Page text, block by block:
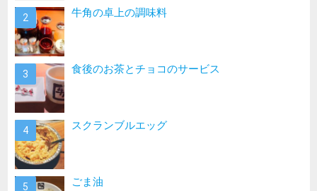
牛角の卓上の調味料
食後のお茶とチョコのサービス
スクランブルエッグ
ごま油